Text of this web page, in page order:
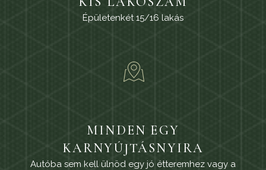
Épületenkét 15/16 lakás
MINDEN EGY
KARNYÚJTÁSNYIRA
Autóba sem kell ülnöd egy jó étteremhez vagy a